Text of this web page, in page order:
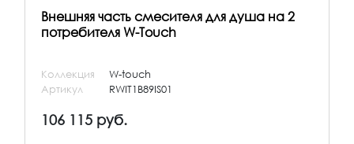
Внешняя часть смесителя для душа на 2
потребителя W-Touch
Коллекция
W-touch
Артикул
RWIT1B89IS01
106 115 руб.